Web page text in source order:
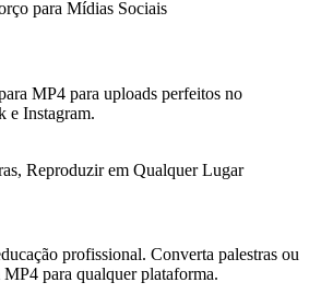
para Mídias Sociais
MP4 para uploads perfeitos no
e Instagram.
Reproduzir em Qualquer Lugar
profissional. Converta palestras ou
para qualquer plataforma.